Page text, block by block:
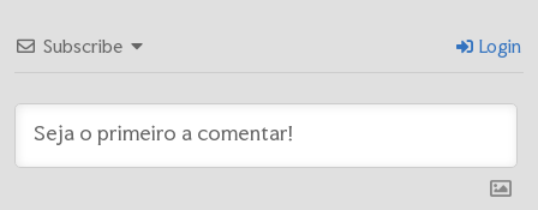
Subscribe Login